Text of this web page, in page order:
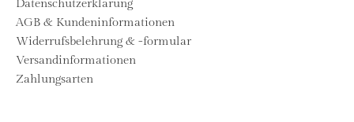
Datenschutzerklärung
AGB & Kundeninformationen
Widerrufsbelehrung & -formular
Versandinformationen
Zahlungsarten